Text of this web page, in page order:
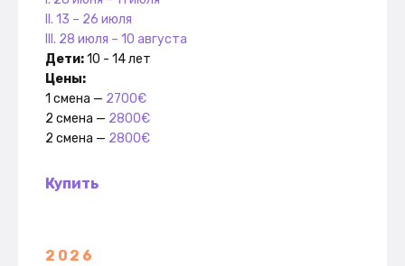
II. 13 – 26 июля
III. 28 июля – 10 августа
Дети:10 - 14 лет
Цены:
1 смена — 2700€
2 смена — 2800€
2 смена — 2800€
Купить
2026